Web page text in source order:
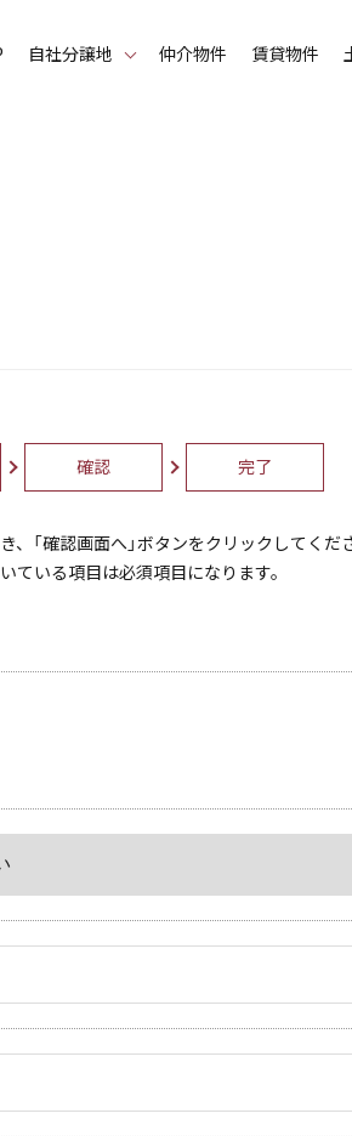
⾃社分譲地 仲介物件 賃貸物件
確認 完了
「確認画面へ」ボタンをクリックしてくだ
ている項目は必須項目になります。